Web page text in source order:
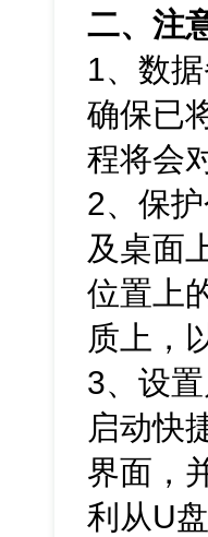
二、注
1、数
确保已
程将会
2、保
及桌面
位置上
质上，
3、设
启动快
界面，
利从U